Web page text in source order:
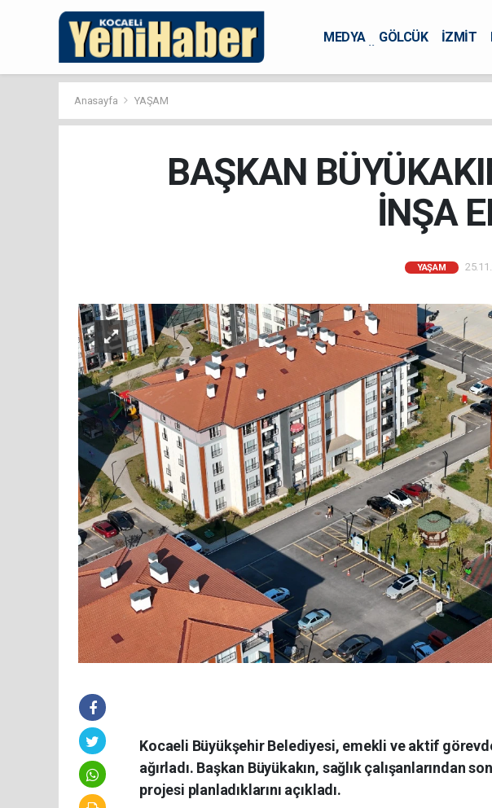
MEDYA GÖLCÜK İZMİT
Anasayfa YAŞAM
BAŞKAN
İNŞA
YAŞAM
Kocaeli Büyükşehir Belediyesi, emekli ve aktif
ağırladı. Başkan Büyükakın, sağlık çalışanlarından
projesi planladıklarını açıkladı.